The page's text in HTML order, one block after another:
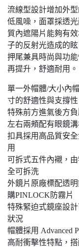
流線型設計增加外
低風噪，面罩採透
質內遮陽片能夠有
子的反射光造成的
押尾兼具時尚與功
再提升，舒適耐用。
單一外帽體/大小內
寸的舒適性與支撐性
特殊前方進氣後方
左右兩頰配有眼鏡
扣具採用高品質安
用
可拆式五件內襯，
全可拆洗
外鏡片原廠標配透
購PINLOCK防霧片
特殊緊迫式鏡座設
狀況
帽體採用 Advanced
高耐衝擊性特點，